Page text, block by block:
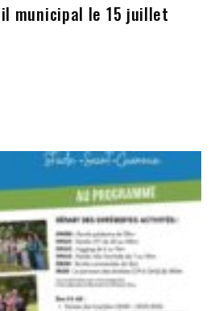
municipal le 15 juillet